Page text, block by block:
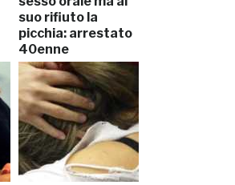
suo rifiuto la
picchia: arrestato
40enne